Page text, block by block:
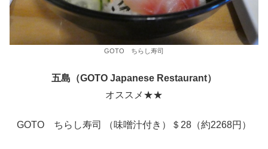
GOTO ちらし寿司
五島（GOTO Japanese Restaurant）
オススメ★★
GOTO ちらし寿司 （味噌汁付き）＄28（約2268円）